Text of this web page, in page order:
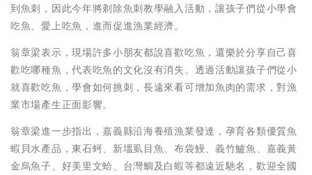
到魚刺，因此今年將剃除魚刺教學融入活動，讓孩子們從小學會
吃魚、愛上吃魚，進而促進漁業經濟。
翁章梁表示，現場許多小朋友都說喜歡吃魚，還樂於分享自己喜
歡吃哪種魚，代表吃魚的文化沒有消失。透過活動讓孩子們從小
就喜歡吃魚，學會如何挑刺，長遠來看可增加魚肉的需求，對漁
業市場產生正面影響。
翁章梁進一步指出，嘉義縣沿海養殖漁業發達，孕育各類優質魚
蝦貝水產品，東石蚵、新塭虱目魚、布袋鰻、義竹鱸魚、嘉義黃
金烏魚子、好美里文蛤、台灣鯛及白蝦等都遠近馳名，歡迎全國